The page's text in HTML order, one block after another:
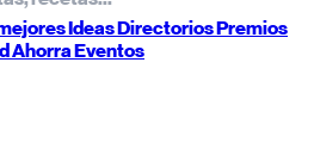
IdeasDirectoriosPremios
AhorraEventos